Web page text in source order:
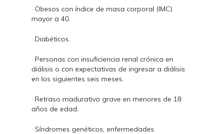
· Obesos con índice de masa corporal (IMC)
mayor a 40.
· Diabéticos.
· Personas con insuficiencia renal crónica en
diálisis o con expectativas de ingresar a diálisis
en los siguientes seis meses.
· Retraso madurativo grave en menores de 18
años de edad.
· Síndromes genéticos, enfermedades